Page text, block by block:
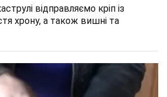
відправляємо кріп із
хрону, а також вишні та